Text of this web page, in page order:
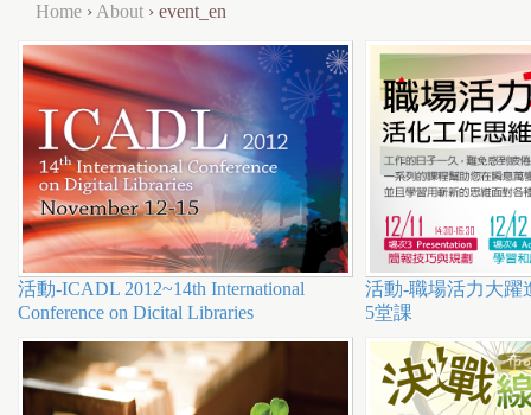
Y
o
u
a
r
e
h
e
r
e
Home › About › event_en
活動-ICADL 2012~14th International
Conference on Dicital Libraries
活動-職場活力大躍
5堂課